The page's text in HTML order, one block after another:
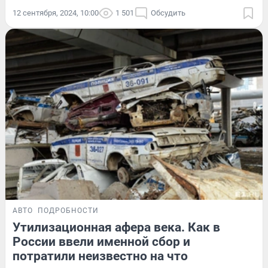
12 сентября, 2024, 10:00 1 501 Обсудить
АВТО ПОДРОБНОСТИ
Утилизационная афера века. Как в
России ввели именной сбор и
потратили неизвестно на что